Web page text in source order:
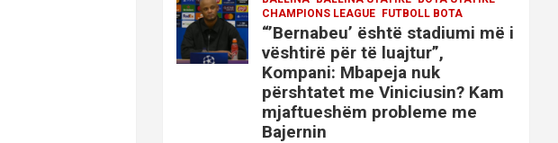
CHAMPIONS LEAGUE FUTBOLL BOTA
“’Bernabeu’ është stadiumi më i
vështirë për të luajtur”,
Kompani: Mbapeja nuk
përshtatet me Viniciusin? Kam
mjaftueshëm probleme me
Bajernin